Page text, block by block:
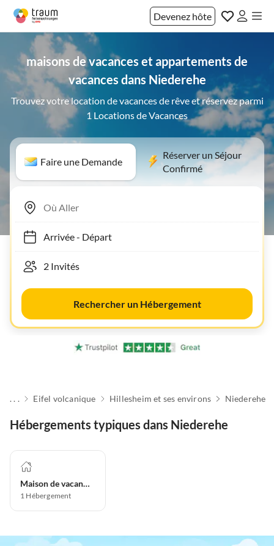
Devenez hôte
maisons de vacances et appartements de
vacances dans Niederehe
Trouvez votre location de vacances de rêve et réservez parmi
1 Locations de Vacances
Faire une Demande
Réserver un Séjour
Confirmé
Arrivée- Départ
Rechercher un Hébergement
. . . Eifel volcanique Hillesheim et ses environs Niederehe
Hébergements typiques dans Niederehe
Maison de vacances
1 Hébergement